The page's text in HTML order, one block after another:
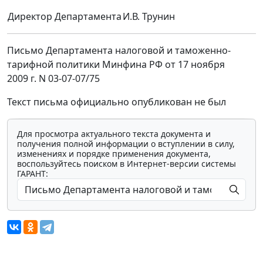
Директор ДепартаментаИ.В. Трунин
Письмо Департамента налоговой и таможенно-
тарифной политики Минфина РФ от 17 ноября
2009 г. N 03-07-07/75
Текст письма официально опубликован не был
Для просмотра актуального текста документа и
получения полной информации о вступлении в силу,
изменениях и порядке применения документа,
воспользуйтесь поиском в Интернет-версии системы
ГАРАНТ: